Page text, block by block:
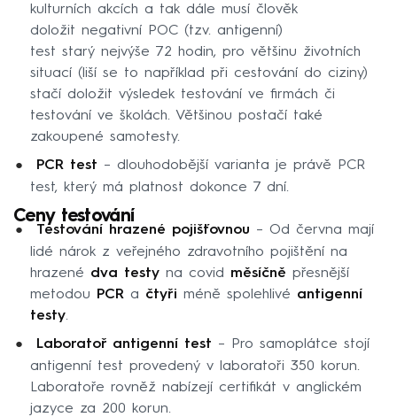
kulturních akcích a tak dále musí člověk
doložit negativní POC (tzv. antigenní)
test starý nejvýše 72 hodin, pro většinu životních
situací (liší se to například při cestování do ciziny)
stačí doložit výsledek testování ve firmách či
testování ve školách. Většinou postačí také
zakoupené samotesty.
PCR test – dlouhodobější varianta je právě PCR
test, který má platnost dokonce 7 dní.
Ceny testování
Testování hrazené pojišťovnou – Od června mají
lidé nárok z veřejného zdravotního pojištění na
hrazené dva testyna covid měsíčně přesnější
metodou PCRa čtyři méně spolehlivé antigenní
testy.
Laboratoř antigenní test – Pro samoplátce stojí
antigenní test provedený v laboratoři 350 korun.
Laboratoře rovněž nabízejí certifikát v anglickém
jazyce za 200 korun.